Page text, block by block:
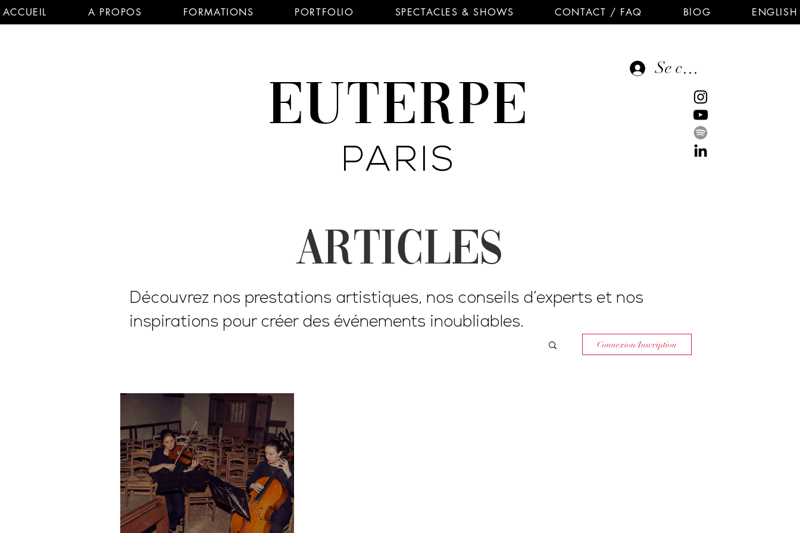
ACCUEIL A PROPOS FORMATIONS PORTFOLIO SPECTACLES & SHOWS CONTACT / FAQ BlOG ENGLISH
EUTERPE
Se connecter
PARIS
ARTICLES
Connexion/Inscription
Découvrez nos prestations artistiques, nos conseils d’experts et nos
inspirations pour créer des événements inoubliables.